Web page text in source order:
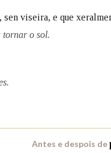
viseira, e que
tornar o sol.
Antes e despois de